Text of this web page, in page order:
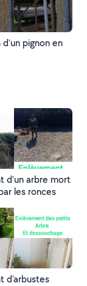
pignon en
d'un arbre mort
les ronces
d'arbustes